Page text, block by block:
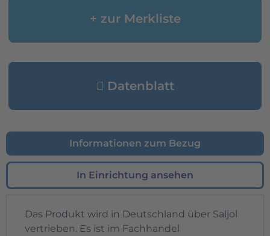
+ zur Merkliste
Datenblatt
Informationen zum Bezug
In Einrichtung ansehen
Das Produkt wird in Deutschland über Saljol
vertrieben. Es ist im Fachhandel